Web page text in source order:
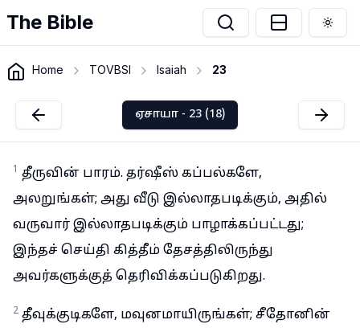
The Bible
Home TOVBSI Isaiah 23
ஏசாயா - 23 (18)
1 தீருவின் பாரம். தர்ஷீஸ் கப்பல்களே,
அலறுங்கள்; அது வீடு இல்லாதபடிக்கும், அதில்
வருவார் இல்லாதபடிக்கும் பாழாக்கப்பட்டது;
இந்தச் செய்தி கித்தீம் தேசத்திலிருந்து
அவர்களுக்குத் தெரிவிக்கப்படுகிறது.
2 தீவுக்குடிகளே, மவுனமாயிருங்கள்; சீதோனின்